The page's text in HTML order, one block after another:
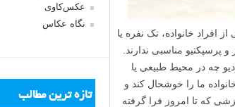
خانواده، تک نفره یا
مناسبی ندارند.
چه در محیط طبیعی یا
ما را خوشحال کند و
که تا امروز فرا گرفته
عکس‌کاوی
نگاه عکاس
تازه ترین مطالب